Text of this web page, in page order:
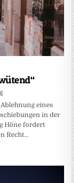
eines
in der
Höne fordert
Recht…